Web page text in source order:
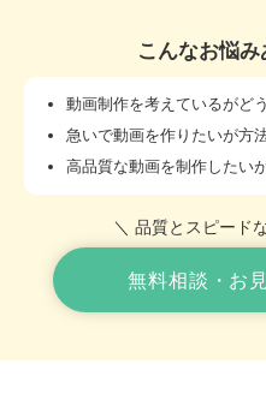
こんなお悩
動画制作を考えているがど
急いで動画を作りたいが方
高品質な動画を制作したい
＼ 品質とスピード
無料相談・お